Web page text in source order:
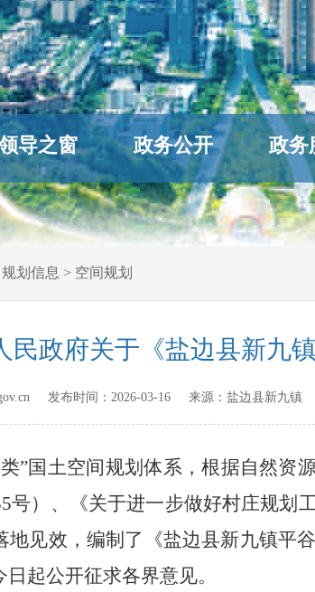
导之窗 政务公开 政务
规划信息 > 空间规划
民政府关于《盐边县新九
发布时间： 2026-03-16来源： 盐边县新九镇
”国土空间规划体系，根据自然资
号） 、《关于进一步做好村庄规划
地见效，编制了《盐边县新九镇平
起公开征求各界意见。